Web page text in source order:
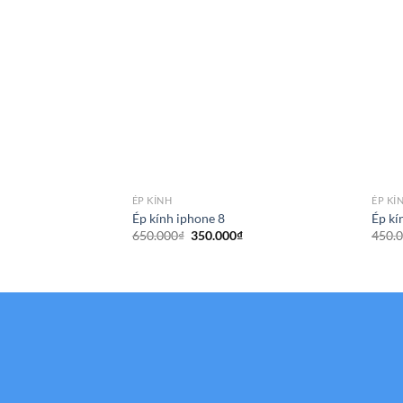
ÉP KÍNH
Ép kính iphone 8
650.000₫ Giá
350.000₫Giá
ÉP
Ép